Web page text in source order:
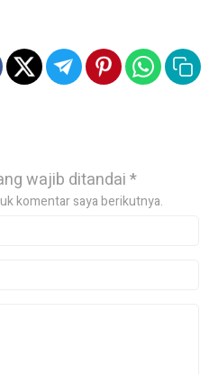
wajib ditandai*
komentar saya berikutnya.